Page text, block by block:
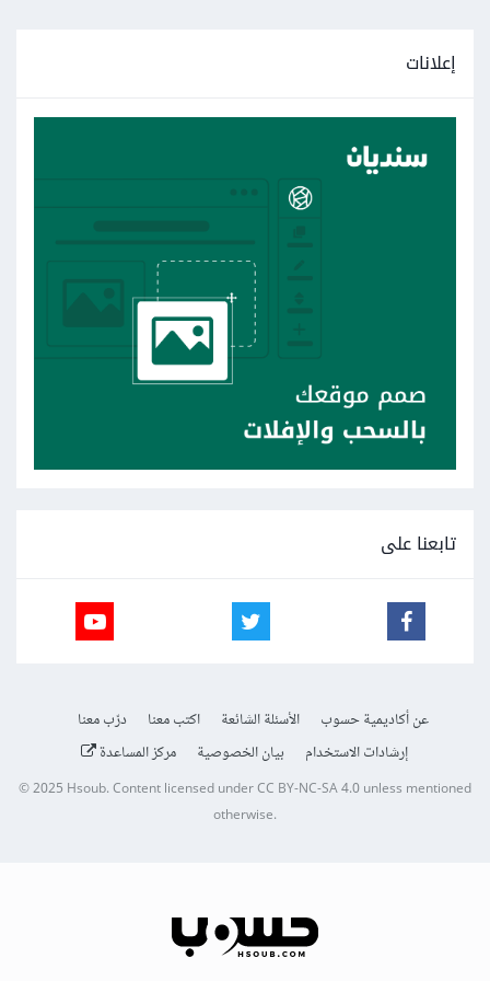
إعلانات
تابعنا على
عن أكاديمية حسوب الأسئلة الشائعة اكتب معنا
درّب معنا
إرشادات الاستخدام
بيان الخصوصية مركز المساعدة
© 2025Hsoub.Content licensed underCC BY-NC-SA 4.0unless mentioned
otherwise.